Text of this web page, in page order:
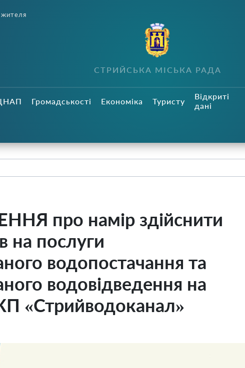
жителя
СТРИЙСЬКА МІСЬКА РАДА
Громадськості Економіка Туристу
Відкриті
дані
про намір здійснити
на послуги
водопостачання та
водовідведення на
«Стрийводоканал»